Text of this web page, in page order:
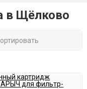
в Щёлково